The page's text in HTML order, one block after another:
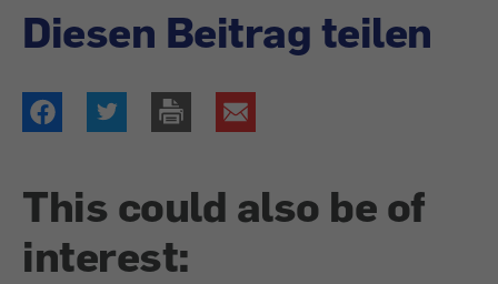
Diesen Beitrag teilen
This could also be of
interest: